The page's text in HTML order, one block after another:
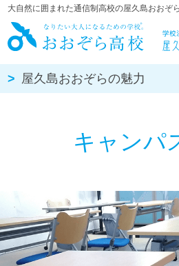
大自然に囲まれた通信制高校の屋久島おおぞ
キャンパ
屋久島おおぞらの魅力